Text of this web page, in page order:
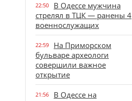
22:50
В Одессе мужчина
стрелял в ТЦК — ранены 4
военнослужащих
22:59
На Приморском
бульваре археологи
совершили важное
открытие
21:56
В Одессе на